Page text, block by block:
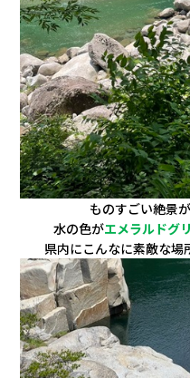
ものすごい絶景
水の色がエメラルドグ
県内にこんなに素敵な